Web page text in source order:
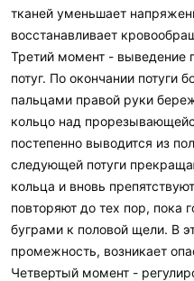
тканей уменьшает
восстанавливает
Третий момент - выведение
потуг. По окончании потуги
пальцами правой руки
кольцо над
постепенно выводится из
следующей потуги
кольца и вновь
повторяют до тех пор, пока
буграми к половой щели. В
промежность, возникает
Четвертый момент -